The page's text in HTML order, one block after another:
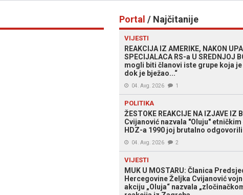
Portal / Najčitanije
VIJESTI
REAKCIJA IZ AMERIKE, NAKON
SPECIJALACA RS-a U SREDNJOJ
mogli biti članovi iste grupe koja
dok je bježao...“
04. Avg. 2026 1
POLITIKA
ŽESTOKE REAKCIJE NA IZJAVE IZ
Cvijanović nazvala "Oluju"
HDZ-a 1990 joj brutalno odgovorili
04. Avg. 2026 2
VIJESTI
MUK U MOSTARU: Članica
Hercegovine Željka Cvijanović
akciju „Oluja“ nazvala